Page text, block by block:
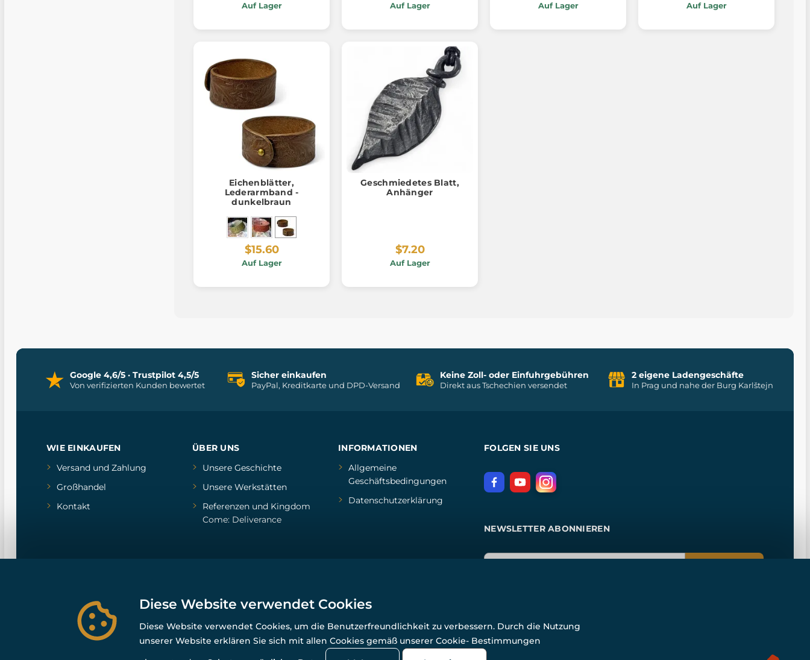
Auf Lager Auf Lager Auf Lager Auf Lager
Eichenblätter,
Lederarmband -
dunkelbraun
$15.60
Auf Lager
Geschmiedetes Blatt,
Anhänger
$7.20
Auf Lager
Google 4,6/5 · Trustpilot 4,5/5
Von verifizierten Kunden bewertet
Sicher einkaufen
PayPal, Kreditkarte und DPD-Versand
Keine Zoll- oder Einfuhrgebühren
Direkt aus Tschechien versendet
2 eigene Ladengeschäfte
In Prag und nahe der Burg Karlštejn
WIE EINKAUFEN
Versand und Zahlung
Großhandel
Kontakt
ÜBER UNS
Unsere Geschichte
Unsere Werkstätten
Referenzenund Kingdom
Come: Deliverance
INFORMATIONEN
Allgemeine
Geschäftsbedingungen
Datenschutzerklärung
FOLGEN SIE UNS
NEWSLETTER ABONNIEREN
© Alle Rechte vorbehalten. www.wulflund.de 2007-2026.
Diese Website verwendet Cookies
Diese Website verwendet Cookies, um die Benutzerfreundlichkeit zu verbessern. Durch die Nutzung
unserer Website erklären Sie sich mit allen Cookies gemäß unserer Cookie- Bestimmungen